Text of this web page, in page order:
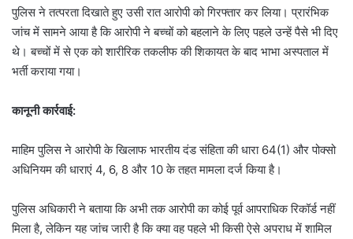
पुलिस ने तत्परता दिखाते हुए उसी रात आरोपी को गिरफ्तार कर लिया। प्रारंभिक
जांच में सामने आया है कि आरोपी ने बच्चों को बहलाने के लिए पहले उन्हें पैसे भी दिए
थे। बच्चों में से एक को शारीरिक तकलीफ की शिकायत के बाद भाभा अस्पताल में
भर्ती कराया गया।
कानूनी कार्रवाई:
माहिम पुलिस ने आरोपी के खिलाफ भारतीय दंड संहिता की धारा 64(1) और पोक्सो
अधिनियम की धाराएं 4, 6, 8 और 10 के तहत मामला दर्ज किया है।
पुलिस अधिकारी ने बताया कि अभी तक आरोपी का कोई पूर्व आपराधिक रिकॉर्ड नहीं
मिला है, लेकिन यह जांच जारी है कि क्या वह पहले भी किसी ऐसे अपराध में शामिल